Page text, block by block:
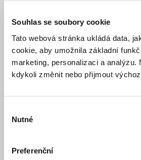
Souhlas se soubory cookie
Tato webová stránka ukládá data,
cookie, aby umožnila základní
marketing, personalizaci a analýzu.
kdykoli změnit nebo přijmout
souhlasu
Nutné
Preferenční
Všechny novinky